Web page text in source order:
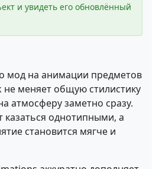
и увидеть его обновлённый
мод на анимации предметов
меняет общую стилистику
атмосферу заметно сразу.
казаться однотипными, а
становится мягче и